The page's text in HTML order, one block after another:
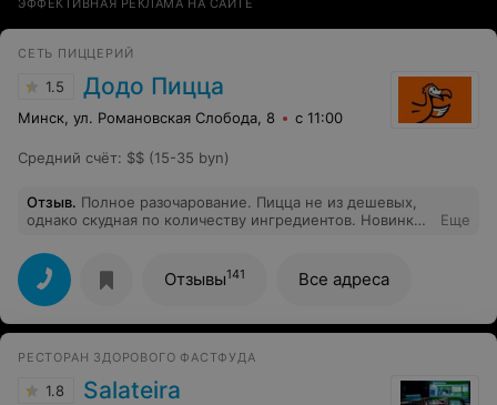
ЭФФЕКТИВНАЯ РЕКЛАМА НА САЙТЕ
СЕТЬ ПИЦЦЕРИЙ
1.5 Додо Пицца
Минск, ул. Романовская Слобода, 8 с 11:00
Средний счёт: $$ (15-35 byn)
Отзыв. Полное разочарование. Пицца не из дешевых,
однако скудная по количеству ингредиентов. Новинка
оплаты при получении наличными, при заказе онлайн
на доставку. Заказ задержали не предупредили, по
звонку с вопросом на сколько задержка, затруднились
ответить, сообщили что перезвонит менеджер. Но и
менеджер не перезвонил.(((
Еще
Отзывы141 Все адреса
РЕСТОРАН ЗДОРОВОГО ФАСТФУДА
1.8 Salateira